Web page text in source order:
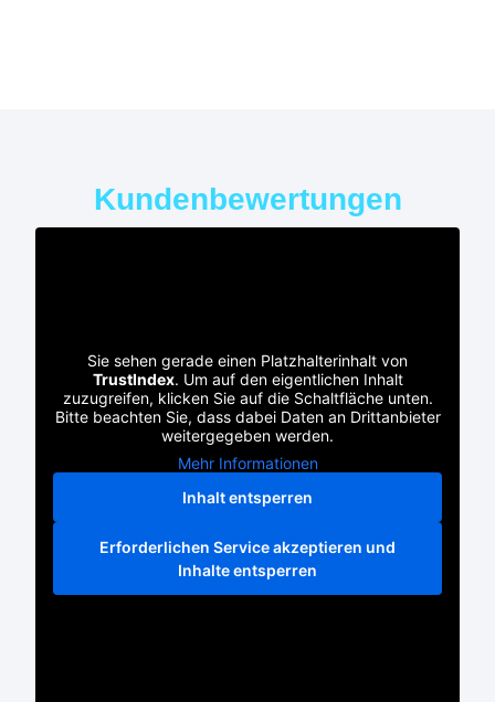
Kundenbewertungen
Sie sehen gerade einen Platzhalterinhalt von
TrustIndex. Um auf den eigentlichen Inhalt
zuzugreifen, klicken Sie auf die Schaltfläche unten.
Bitte beachten Sie, dass dabei Daten an Drittanbieter
weitergegeben werden.
Mehr Informationen
Inhalt entsperren
Erforderlichen Service akzeptieren und
Inhalte entsperren